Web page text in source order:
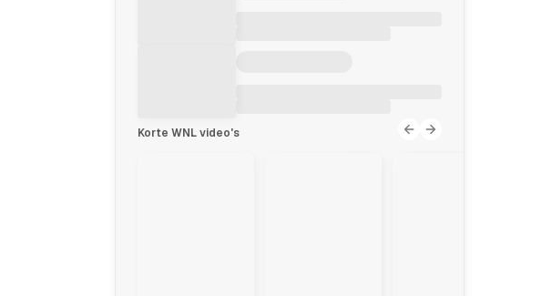
Korte WNL video's